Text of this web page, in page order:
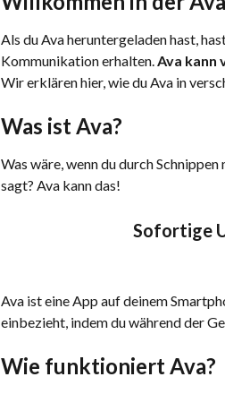
Als du Ava heruntergeladen hast,
Kommunikation erhalten. Ava kann
Wir erklären hier, wie du Ava in
Was ist Ava?
Was wäre, wenn du durch
sagt? Ava kann das!
Sofortige
Ava ist eine App auf deinem
einbezieht, indem du während der
Wie funktioniert Ava?